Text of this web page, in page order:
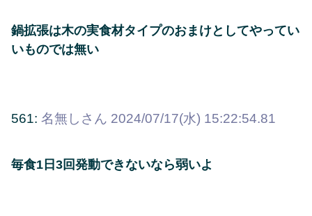
鍋拡張は木の実食材タイプのおまけとしてやってい
いものでは無い
561: 名無しさん 2024/07/17(水) 15:22:54.81
毎食1日3回発動できないなら弱いよ